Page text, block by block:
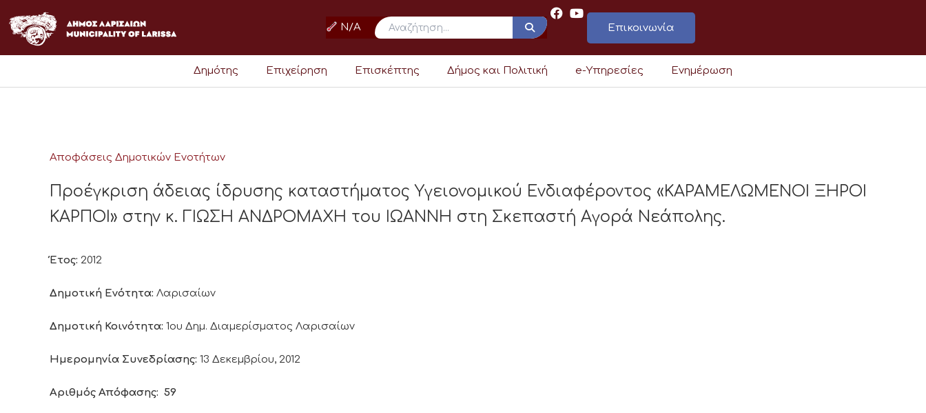
στο
περιεχόμενο
N/A Επικοινωνία
Δημότης Επιχείρηση Επισκέπτης Δήμος και Πολιτική e-Υπηρεσίες Ενημέρωση
Αποφάσεις Δημοτικών Ενοτήτων
Προέγκριση άδειας ίδρυσης καταστήματος Υγειονομικού Ενδιαφέροντος «ΚΑΡΑΜΕΛΩΜΕΝΟΙ ΞΗΡΟΙ
ΚΑΡΠΟΙ» στην κ. ΓΙΩΣΗ ΑΝΔΡΟΜΑΧΗ του ΙΩΑΝΝΗ στη Σκεπαστή Αγορά Νεάπολης.
Έτος: 2012
Δημοτική Ενότητα: Λαρισαίων
Δημοτική Κοινότητα: 1ου Δημ. Διαμερίσματος Λαρισαίων
Ημερομηνία Συνεδρίασης: 13 Δεκεμβρίου, 2012
Αριθμός Απόφασης: 59